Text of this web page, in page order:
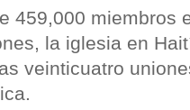
459,000 miembros
la iglesia en
veinticuatro